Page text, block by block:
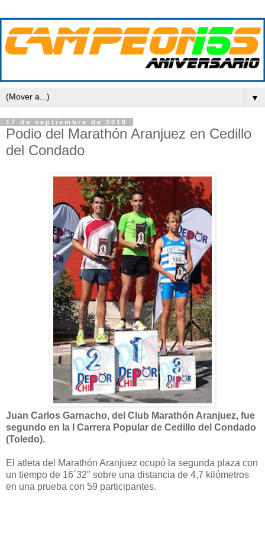
▼
17 de septiembre de 2018
Podio del Marathón Aranjuez en Cedillo
del Condado
Juan Carlos Garnacho, del Club Marathón Aranjuez, fue
segundo en la I Carrera Popular de Cedillo del Condado
(Toledo).
El atleta del Marathón Aranjuez ocupó la segunda plaza con
un tiempo de 16´32" sobre una distancia de 4,7 kilómetros
en una prueba con 59 participantes.